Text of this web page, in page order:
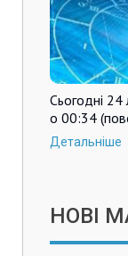
Сьогодні
о 00:34
Детальніше
НОВІ